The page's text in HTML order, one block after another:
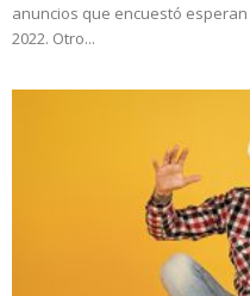
anuncios que encuestó
2022. Otro...